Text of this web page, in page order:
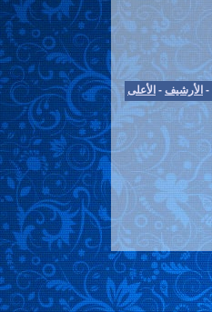
- الأرشيف - الأعلى